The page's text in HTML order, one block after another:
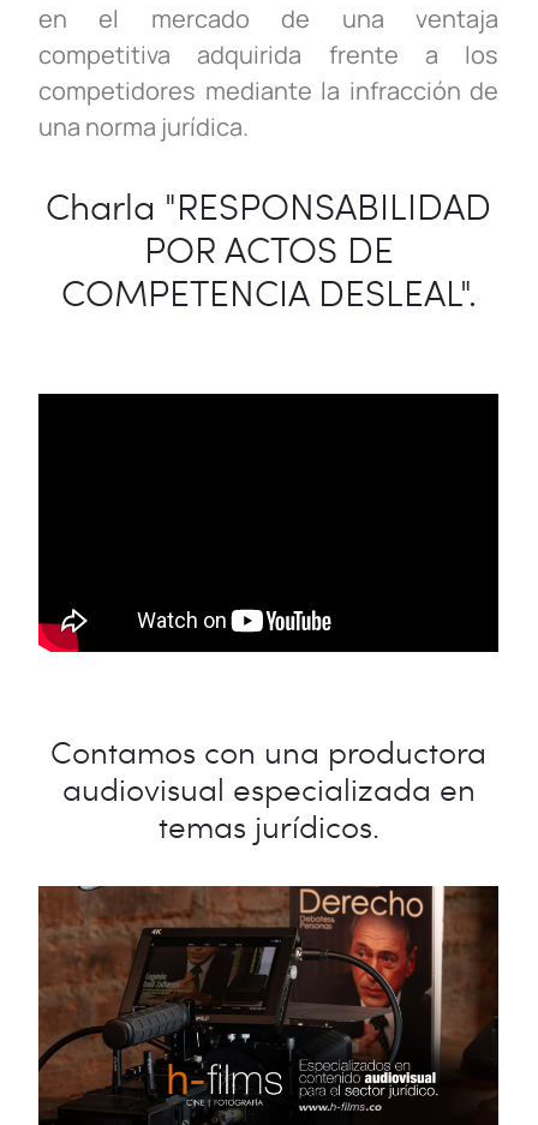
en el mercado de una ventaja
competitiva adquirida frente a los
competidores mediante la infracción de
una norma jurídica.
Charla "RESPONSABILIDAD
POR ACTOS DE
COMPETENCIA DESLEAL".
Contamos con una productora
audiovisual especializada en
temas jurídicos.